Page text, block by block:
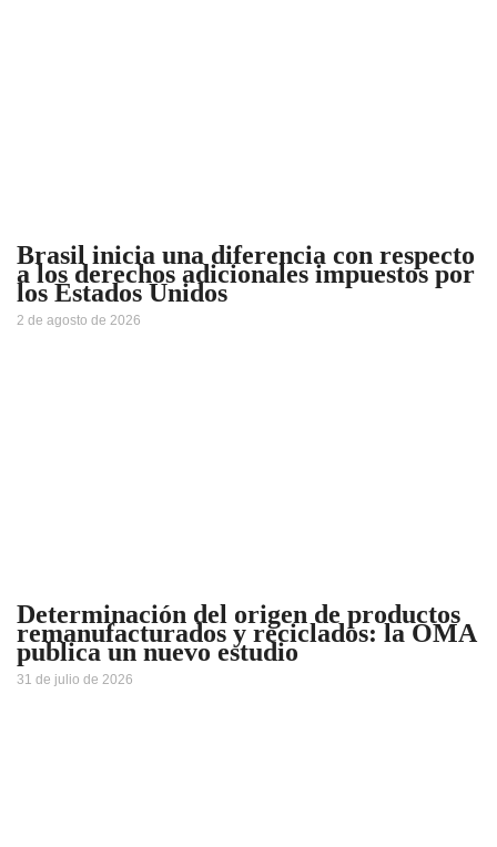
Brasil inicia una diferencia con respecto
a los derechos adicionales impuestos por
los Estados Unidos
2 de agosto de 2026
Determinación del origen de productos
remanufacturados y reciclados: la OMA
publica un nuevo estudio
31 de julio de 2026